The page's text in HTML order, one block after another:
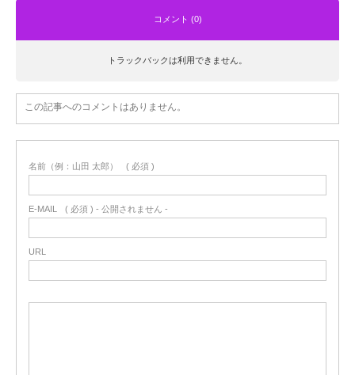
コメント (0)
トラックバックは利用できません。
この記事へのコメントはありません。
名前（例：山田 太郎） ( 必須 )
E-MAIL ( 必須 ) - 公開されません -
URL